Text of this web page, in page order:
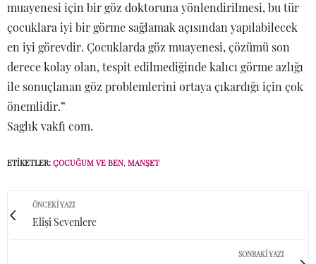
muayenesi için bir göz doktoruna yönlendirilmesi, bu tür
çocuklara iyi bir görme sağlamak açısından yapılabilecek
en iyi görevdir. Çocuklarda göz muayenesi, çözümü son
derece kolay olan, tespit edilmediğinde kalıcı görme azlığı
ile sonuçlanan göz problemlerini ortaya çıkardığı için çok
önemlidir.”
Saglık vakfı com.
ETIKETLER: ÇOCUĞUM VE BEN, MANŞET
ÖNCEKI YAZI
Elişi Sevenlere
SONRAKI YAZI